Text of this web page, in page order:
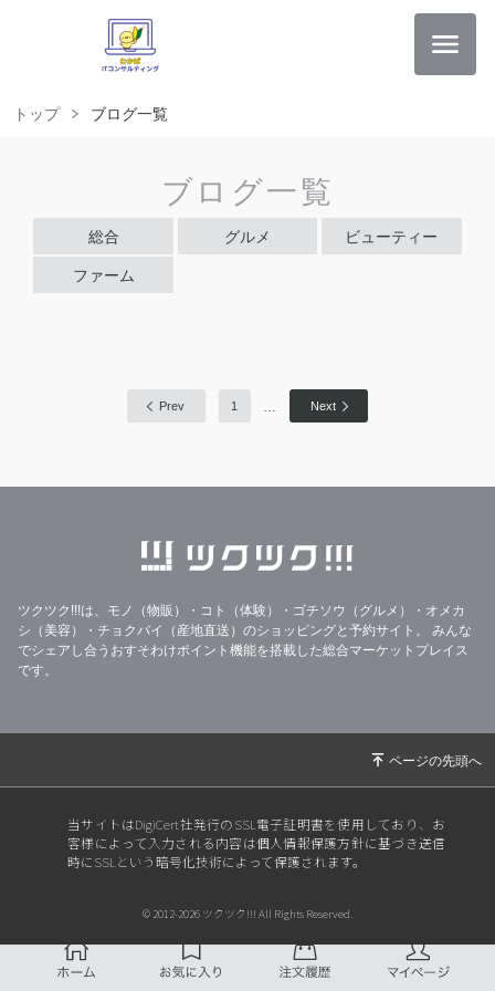
トップ ブログ一覧
ブログ一覧
総合 グルメ ビューティー
ファーム
Prev 1 Next
ツクツク!!!は、モノ（物販）・コト（体験）・ゴチソウ（グルメ）・オメカ
シ（美容）・チョクバイ（産地直送）のショッピングと予約サイト。
みんな
でシェアし合うおすそわけポイント機能を搭載した総合マーケットプレイス
です。
当サイトはDigiCert社発行のSSL電子証明書を使用しており、お
客様によって入力される内容は個人情報保護方針に基づき送信
時にSSLという暗号化技術によって保護されます。
© 2012-2026 ツクツク!!! All Rights Reserved.